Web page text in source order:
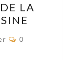
LA
0